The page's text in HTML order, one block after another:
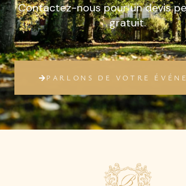
Contactez-nous pour un devis
gratuit.
PARLONS DE VOTRE